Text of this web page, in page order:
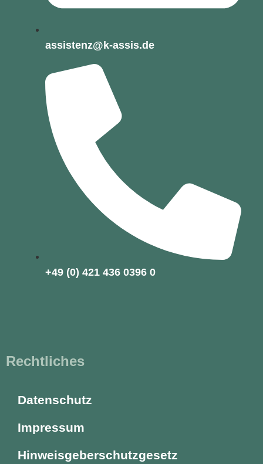
assistenz@k-assis.de
+49 (0) 421 436 0396 0
Rechtliches
Datenschutz
Impressum
Hinweisgeberschutzgesetz